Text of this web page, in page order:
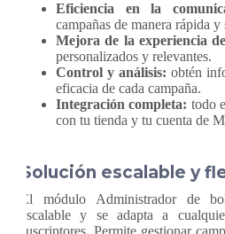
Eficiencia en la
campañas de manera rápida y
Mejora de la experiencia
personalizados y relevantes.
Control y análisis: obtén
eficacia de cada campaña.
Integración completa: todo
con tu tienda y tu cuenta de
Solución escalable y
El módulo Administrador de
escalable y se adapta a
suscriptores. Permite gestionar